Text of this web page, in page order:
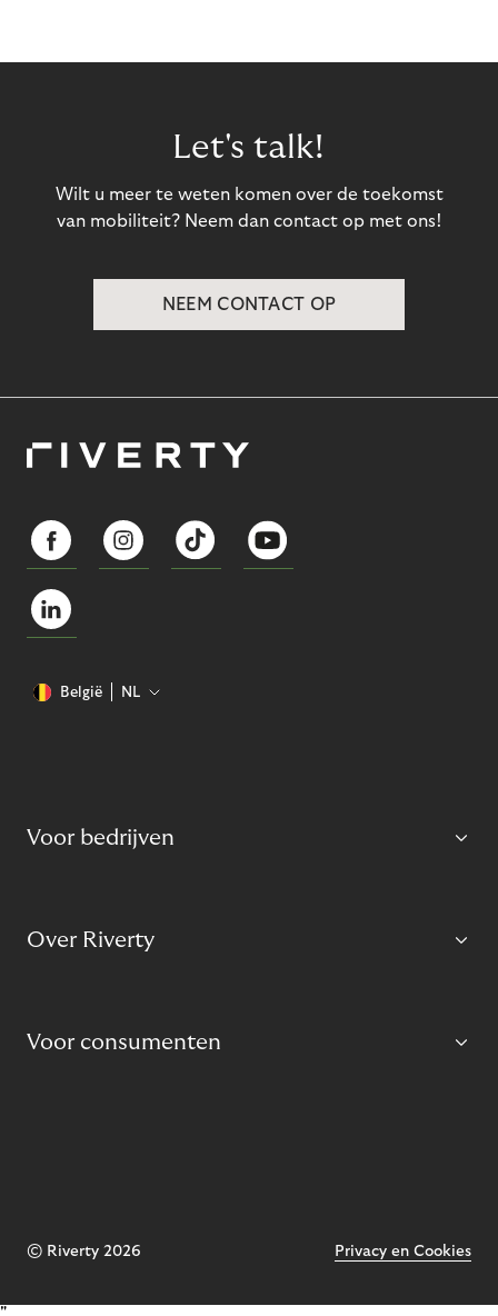
Let's talk!
Wilt u meer te weten komen over de toekomst
van mobiliteit? Neem dan contact op met ons!
NEEM CONTACT OP
België NL
Voor bedrijven
Over Riverty
Voor consumenten
© Riverty 2026 Privacy en Cookies